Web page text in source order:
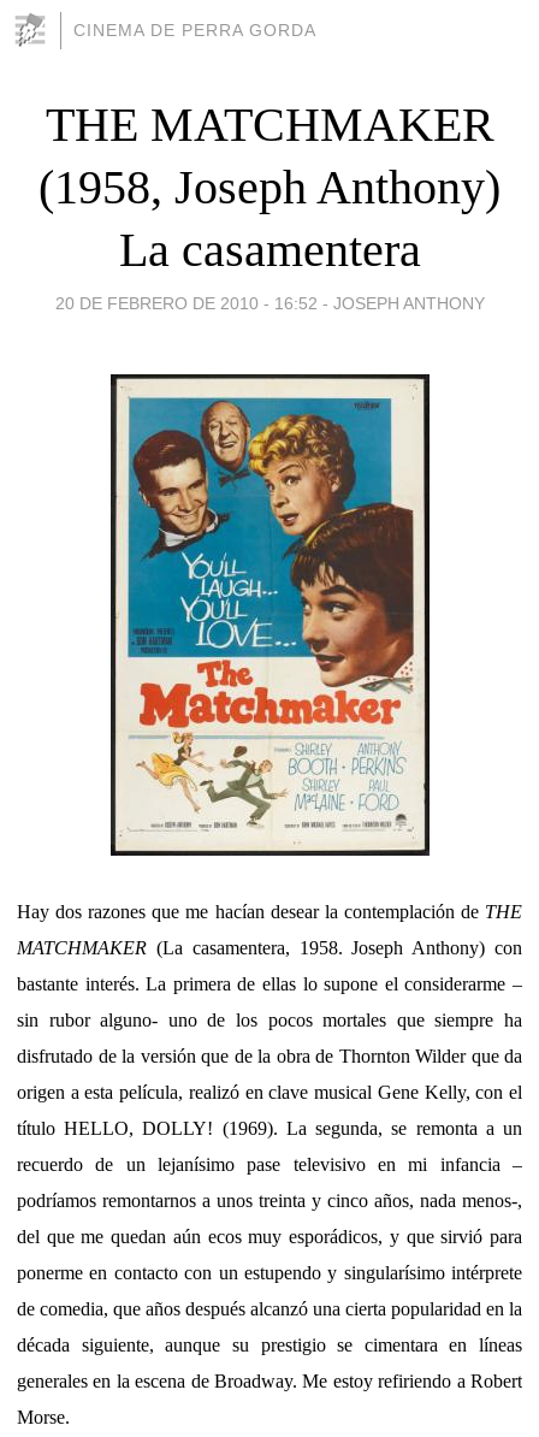
CINEMA DE PERRA GORDA
THE MATCHMAKER
(1958, Joseph Anthony)
La casamentera
20 DE FEBRERO DE 2010 - 16:52 - JOSEPH ANTHONY
Hay dos razones que me hacían desear la contemplación de THE
MATCHMAKER (La casamentera, 1958. Joseph Anthony) con
bastante interés. La primera de ellas lo supone el considerarme –
sin rubor alguno- uno de los pocos mortales que siempre ha
disfrutado de la versión que de la obra de Thornton Wilder que da
origen a esta película, realizó en clave musical Gene Kelly, con el
título HELLO, DOLLY! (1969). La segunda, se remonta a un
recuerdo de un lejanísimo pase televisivo en mi infancia –
podríamos remontarnos a unos treinta y cinco años, nada menos-,
del que me quedan aún ecos muy esporádicos, y que sirvió para
ponerme en contacto con un estupendo y singularísimo intérprete
de comedia, que años después alcanzó una cierta popularidad en la
década siguiente, aunque su prestigio se cimentara en líneas
generales en la escena de Broadway. Me estoy refiriendo a Robert
Morse.